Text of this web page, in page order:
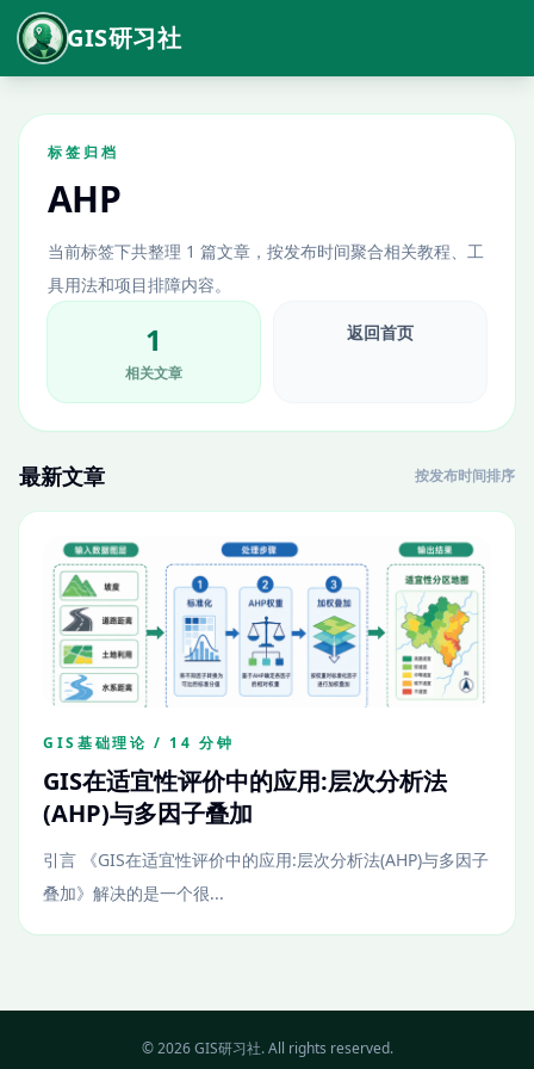
GIS研习社
标签归档
AHP
当前标签下共整理 1 篇文章，按发布时间聚合相关教程、工
具用法和项目排障内容。
1
相关文章
返回首页
最新文章 按发布时间排序
GIS基础理论 / 14 分钟
GIS在适宜性评价中的应用:层次分析法
(AHP)与多因子叠加
引言 《GIS在适宜性评价中的应用:层次分析法(AHP)与多因子
叠加》解决的是一个很...
© 2026 GIS研习社. All rights reserved.